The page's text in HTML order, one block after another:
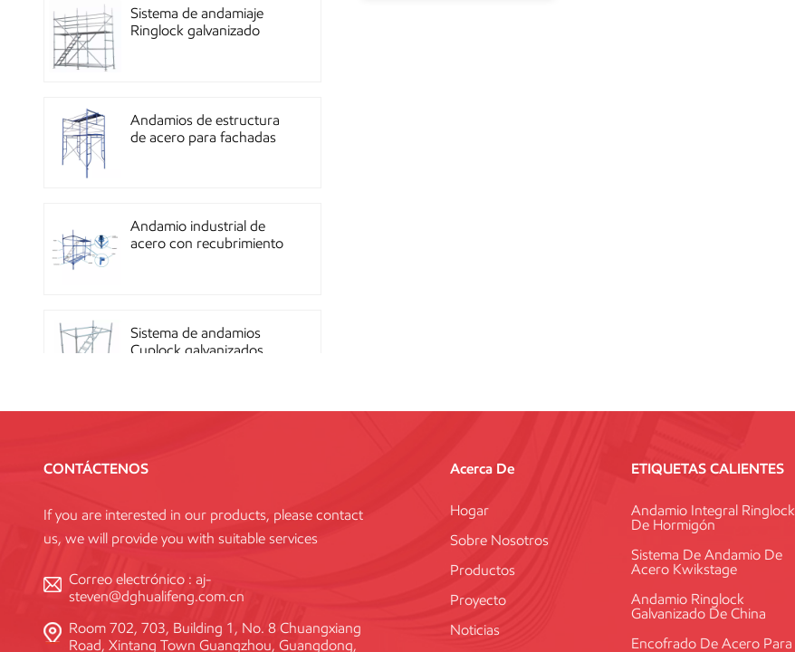
Sistema de andamiaje
Ringlock galvanizado
Andamios de estructura
de acero para fachadas
Andamio industrial de
acero con recubrimiento
Sistema de andamios
Cuplock galvanizados
en polvo para la
Andamio Layher Ring
resistencia Q345
estándar
CONTÁCTENOS
If you are interested in our products, please contact
us, we will provide you with suitable services
Correo electrónico : aj-
steven@dghualifeng.com.cn
Room 702, 703, Building 1, No. 8 Chuangxiang
Road, Xintang Town Guangzhou, Guangdong,
Acerca De
Hogar
Sobre Nosotros
Productos
Proyecto
Noticias
ETIQUETAS CALIENTES
Andamio Integral Ringlock
De Hormigón
Sistema De Andamio De
Acero Kwikstage
Andamio Ringlock
Galvanizado De China
Encofrado De Acero Para